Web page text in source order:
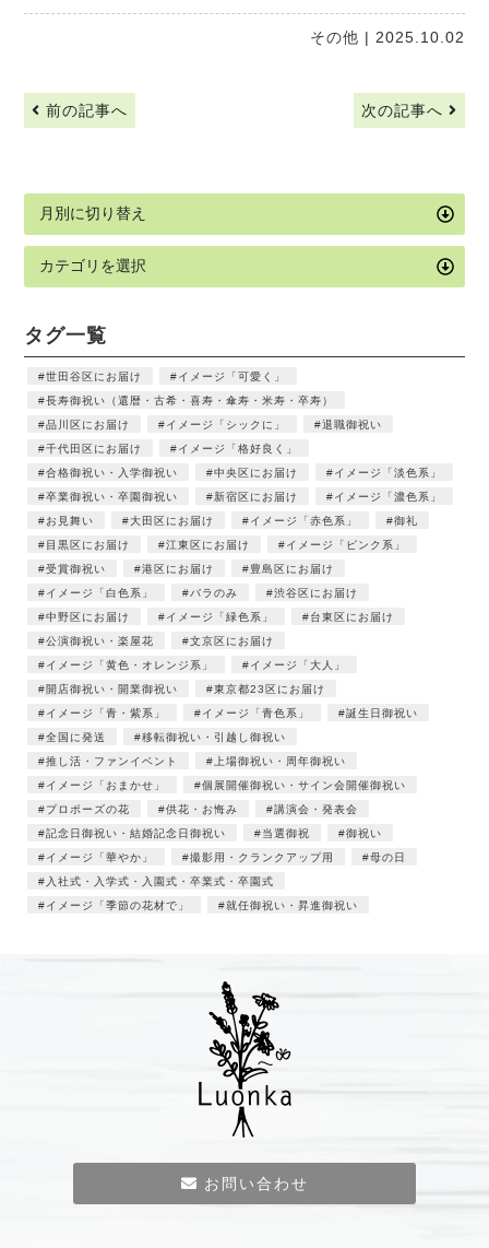
その他 | 2025.10.02
前の記事へ 次の記事へ
タグ一覧
世田谷区にお届け
イメージ「可愛く」
長寿御祝い（還暦・古希・喜寿・傘寿・米寿・卒寿）
品川区にお届け
イメージ「シックに」
退職御祝い
千代田区にお届け
イメージ「格好良く」
合格御祝い・入学御祝い
中央区にお届け
イメージ「淡色系」
卒業御祝い・卒園御祝い
新宿区にお届け
イメージ「濃色系」
お見舞い
大田区にお届け イメージ「赤色系」
御礼
目黒区にお届け
江東区にお届け
イメージ「ピンク系」
受賞御祝い
港区にお届け
豊島区にお届け
イメージ「白色系」
バラのみ
渋谷区にお届け
中野区にお届け
イメージ「緑色系」
台東区にお届け
公演御祝い・楽屋花
文京区にお届け
イメージ「黄色・オレンジ系」
イメージ「大人」
開店御祝い・開業御祝い
東京都23区にお届け
イメージ「青・紫系」
イメージ「青色系」
誕生日御祝い
全国に発送
移転御祝い・引越し御祝い
推し活・ファンイベント
上場御祝い・周年御祝い
イメージ「おまかせ」
個展開催御祝い・サイン会開催御祝い
プロポーズの花
供花・お悔み
講演会・発表会
記念日御祝い・結婚記念日御祝い
当選御祝
御祝い
イメージ「華やか」
撮影用・クランクアップ用
母の日
入社式・入学式・入園式・卒業式・卒園式
イメージ「季節の花材で」
就任御祝い・昇進御祝い
お問い合わせ